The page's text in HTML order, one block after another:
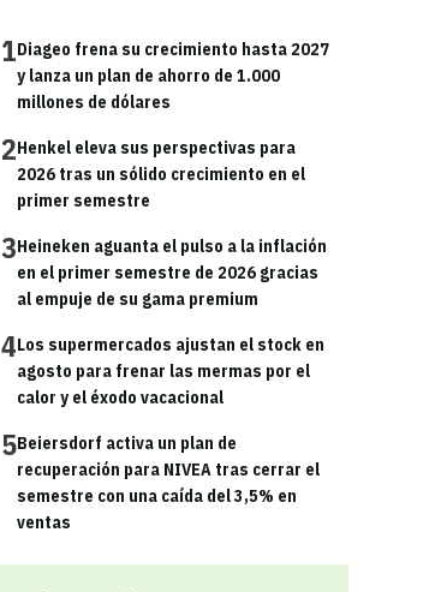
1Diageo frena su crecimiento hasta 2027
y lanza un plan de ahorro de 1.000
millones de dólares
2Henkel eleva sus perspectivas para
2026 tras un sólido crecimiento en el
primer semestre
3Heineken aguanta el pulso a la inflación
en el primer semestre de 2026 gracias
al empuje de su gama premium
4Los supermercados ajustan el stock en
agosto para frenar las mermas por el
calor y el éxodo vacacional
5Beiersdorf activa un plan de
recuperación para NIVEA tras cerrar el
semestre con una caída del 3,5% en
ventas